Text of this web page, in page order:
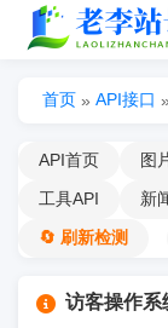
首页 » API接口 »
API首页 图
工具API
新
🔄 刷新检测
访客操作系